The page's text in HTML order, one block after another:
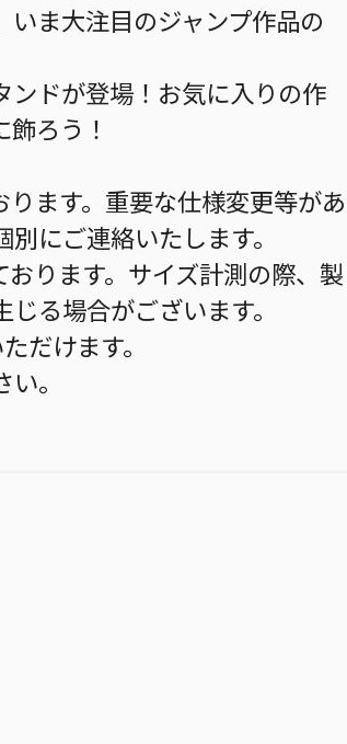
いま大注目のジャンプ作品の
ンドが登場！お気に入りの作
ろう！
ます。重要な仕様変更等があ
にご連絡いたします。
ります。サイズ計測の際、製
る場合がございます。
だけます。
。